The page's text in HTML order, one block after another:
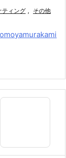
ティング , その他